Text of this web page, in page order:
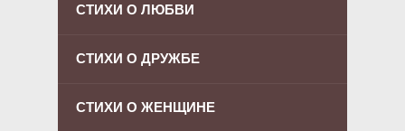
СТИХИ О ЛЮБВИ
СТИХИ О ДРУЖБЕ
СТИХИ О ЖЕНЩИНЕ